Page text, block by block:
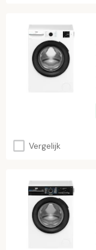
Vergelijk